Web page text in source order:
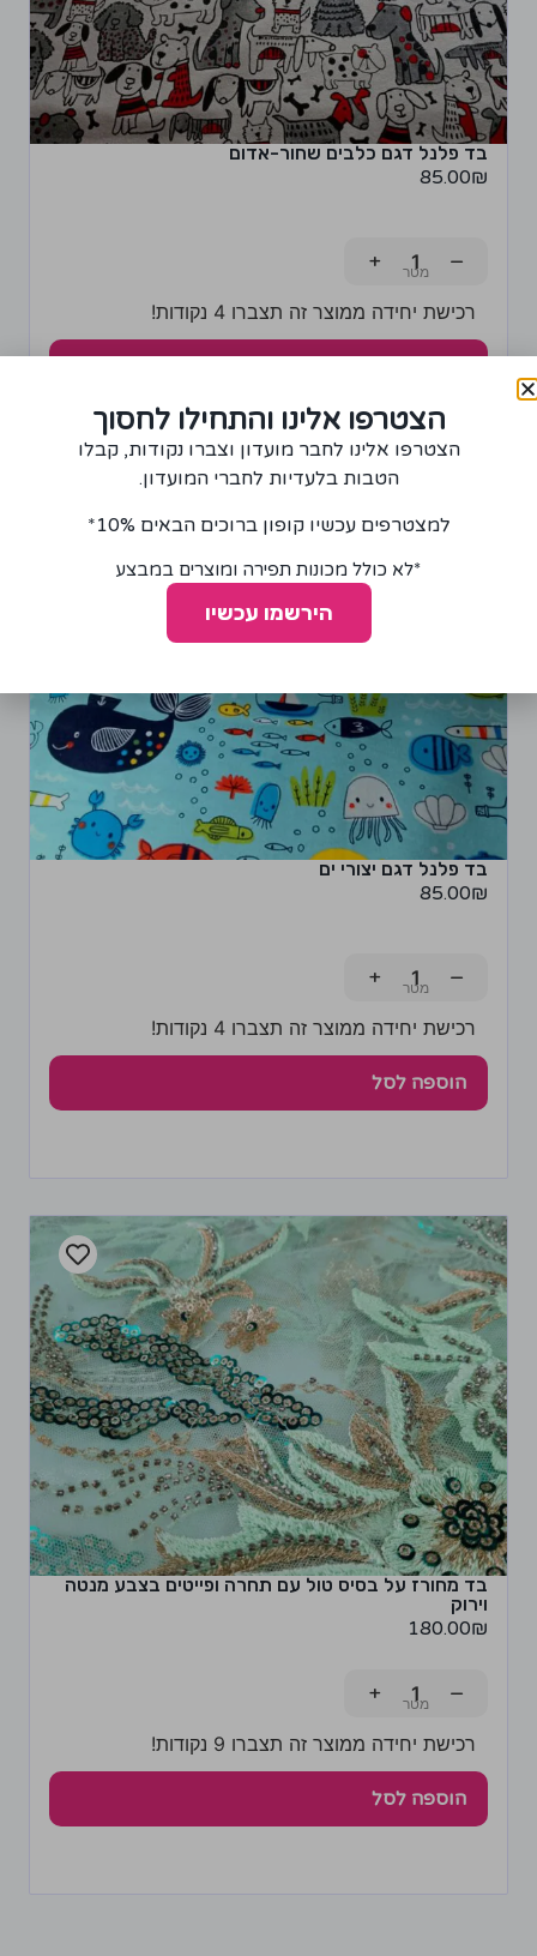
בד פלנל דגם כלבים שחור-אדום
85.00₪
−
+
רכישת יחידה ממוצר זה תצברו 4 נקודות!
בד פלנל דגם יצורי ים
85.00₪
−
+
רכישת יחידה ממוצר זה תצברו 4 נקודות!
הוספה לסל
בד מחורז על בסיס טול עם תחרה ופייטים בצבע מנטה
וירוק
180.00₪
−
+
רכישת יחידה ממוצר זה תצברו 9 נקודות!
הוספה לסל
הצטרפו אלינו והתחילו לחסוך
הצטרפו אלינו לחבר מועדון וצברו נקודות, קבלו
הטבות בלעדיות לחברי המועדון.
למצטרפים עכשיו קופון ברוכים הבאים 10%*
*לא כולל מכונות תפירה ומוצרים במבצע
הירשמו עכשיו